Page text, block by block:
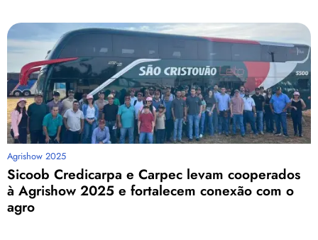
Agrishow 2025
Sicoob Credicarpa e Carpec levam cooperados
à Agrishow 2025 e fortalecem conexão com o
agro